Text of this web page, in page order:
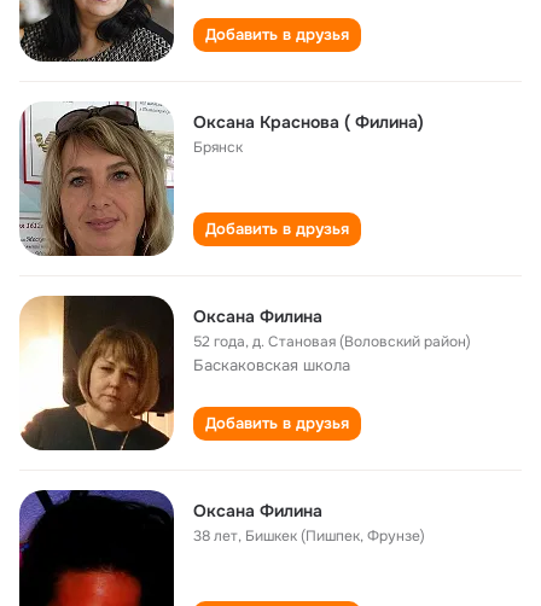
Добавить в друзья
Оксана Краснова ( Филина)
Брянск
Добавить в друзья
Оксана Филина
52 года,д. Становая (Воловский район)
Баскаковская школа
Добавить в друзья
Оксана Филина
38 лет, Бишкек (Пишпек, Фрунзе)